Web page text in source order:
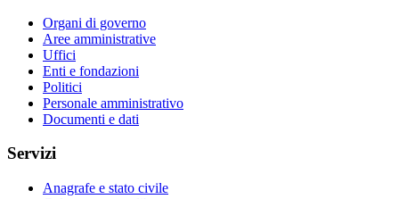
Organi di governo
Aree amministrative
Uffici
Enti e fondazioni
Politici
Personale amministrativo
Documenti e dati
Servizi
Anagrafe e stato civile